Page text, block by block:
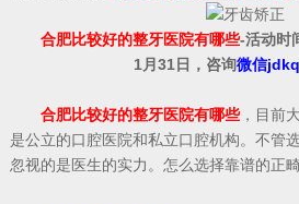
合肥比较好的整牙医院有哪些-活动时
1月31日，咨询微信
合肥比较好的整牙医院有哪些，目前
是公立的口腔医院和私立口腔机构。不管
忽视的是医生的实力。怎么选择靠谱的正